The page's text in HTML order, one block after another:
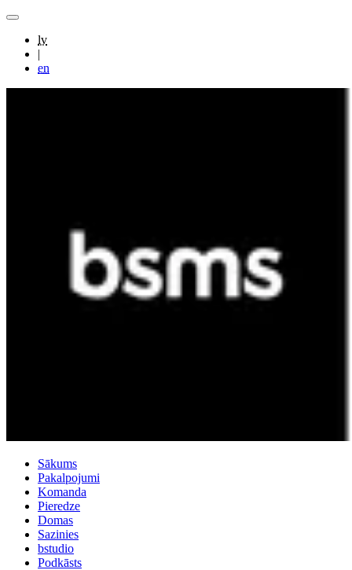
lv
|
en
Sākums
Pakalpojumi
Komanda
Pieredze
Domas
Sazinies
bstudio
Podkāsts